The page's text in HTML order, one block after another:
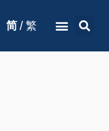
简 / 繁